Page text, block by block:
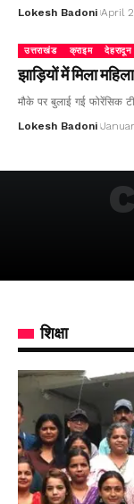
Lokesh Badoni April
उत्तराखंड क्राइम देहरादून
झाड़ियों में मिला
मौके पर बुलाई गई फोरेंसिक
Lokesh Badoni
शिक्षा